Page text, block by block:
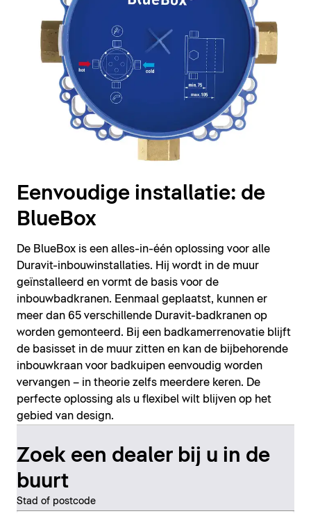
Eenvoudige installatie: de
BlueBox
De BlueBox is een alles-in-één oplossing voor alle
Duravit-inbouwinstallaties. Hij wordt in de muur
geïnstalleerd en vormt de basis voor de
inbouwbadkranen. Eenmaal geplaatst, kunnen er
meer dan 65 verschillende Duravit-badkranen op
worden gemonteerd. Bij een badkamerrenovatie blijft
de basisset in de muur zitten en kan de bijbehorende
inbouwkraan voor badkuipen eenvoudig worden
vervangen – in theorie zelfs meerdere keren. De
perfecte oplossing als u flexibel wilt blijven op het
gebied van design.
Zoek een dealer bij u in de
buurt
Stad of postcode